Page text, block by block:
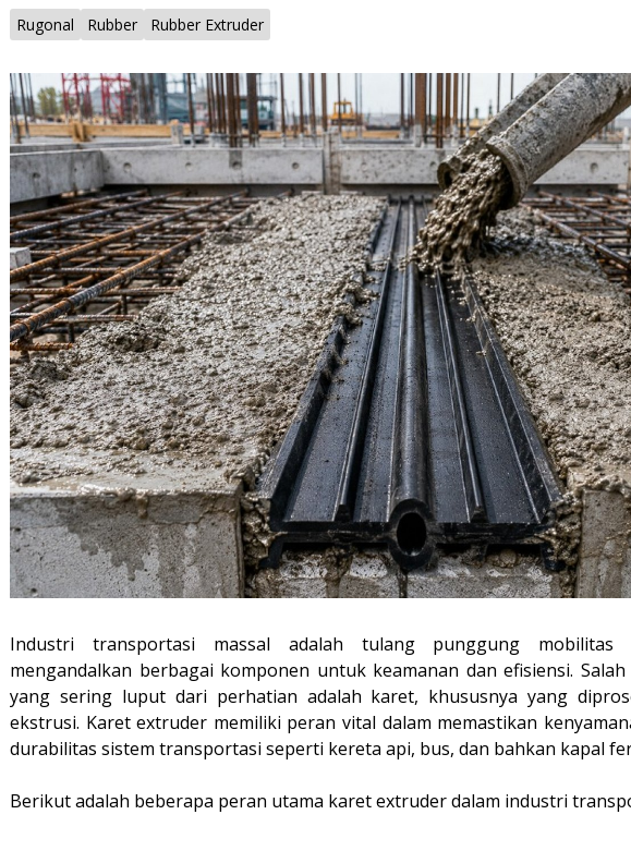
Rugonal Rubber Rubber Extruder
Industri transportasi massal adalah tulang punggung mobilitas
mengandalkan berbagai komponen untuk keamanan dan efisiensi.
yang sering luput dari perhatian adalah karet, khususnya yang
ekstrusi. Karet extruder memiliki peran vital dalam memastikan
durabilitas sistem transportasi seperti kereta api, bus, dan bahkan kapal
Berikut adalah beberapa peran utama karet extruder dalam industri